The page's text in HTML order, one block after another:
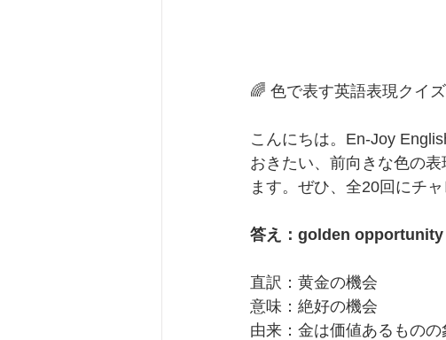
🌈 色で表す英語表現クイ
こんにちは。En-Joy
おきたい、前向きな色の
ます。ぜひ、全20回にチ
答え：golden opportunity
直訳：黄金の機会
意味：絶好の機会
由来：金は価値あるもの